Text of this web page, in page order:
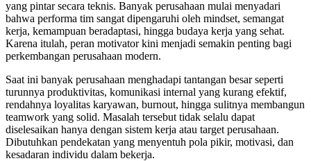
yang pintar secara teknis. Banyak perusahaan mulai menyadari
bahwa performa tim sangat dipengaruhi oleh mindset, semangat
kerja, kemampuan beradaptasi, hingga budaya kerja yang sehat.
Karena itulah, peran motivator kini menjadi semakin penting bagi
perkembangan perusahaan modern.
Saat ini banyak perusahaan menghadapi tantangan besar seperti
turunnya produktivitas, komunikasi internal yang kurang efektif,
rendahnya loyalitas karyawan, burnout, hingga sulitnya membangun
teamwork yang solid. Masalah tersebut tidak selalu dapat
diselesaikan hanya dengan sistem kerja atau target perusahaan.
Dibutuhkan pendekatan yang menyentuh pola pikir, motivasi, dan
kesadaran individu dalam bekerja.